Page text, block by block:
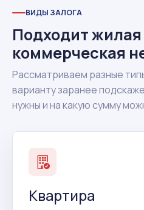
ВИДЫ ЗАЛОГА
Подходит жилая
коммерческая
Рассматриваем разные
варианту заранее
нужны и на какую сумму
Квартира